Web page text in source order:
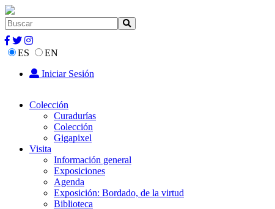
ES
EN
Iniciar Sesión
Colección
Curadurías
Colección
Gigapixel
Visita
Información general
Exposiciones
Agenda
Exposición: Bordado, de la virtud
Biblioteca